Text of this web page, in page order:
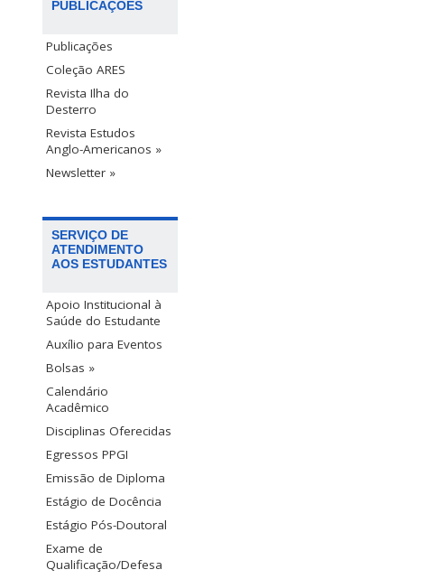
PUBLICAÇÕES
Publicações
Coleção ARES
Revista Ilha do
Desterro
Revista Estudos
Anglo-Americanos »
Newsletter »
SERVIÇO DE
ATENDIMENTO
AOS ESTUDANTES
Apoio Institucional à
Saúde do Estudante
Auxílio para Eventos
Bolsas »
Calendário
Acadêmico
Disciplinas Oferecidas
Egressos PPGI
Emissão de Diploma
Estágio de Docência
Estágio Pós-Doutoral
Exame de
Qualificação/Defesa